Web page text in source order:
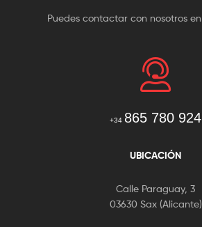
Puedes contactar con nosotros en
+34 865 780 924
UBICACIÓN
Calle Paraguay, 3
03630 Sax (Alicante)